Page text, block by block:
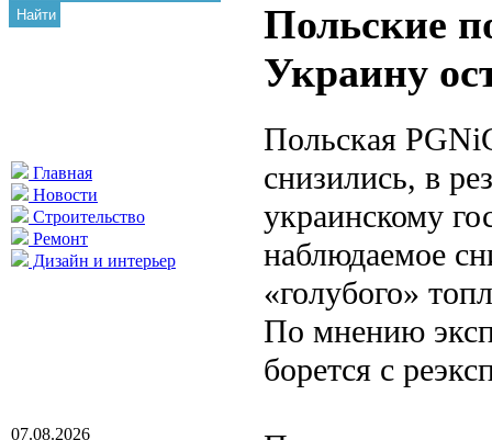
Найти
Главная
Новости
Строительство
Ремонт
Дизайн и интерьер
07.08.2026
Польские
Украину
Польская
снизились, в
украинскому
наблюдаемое
«голубого»
По мнению
борется с